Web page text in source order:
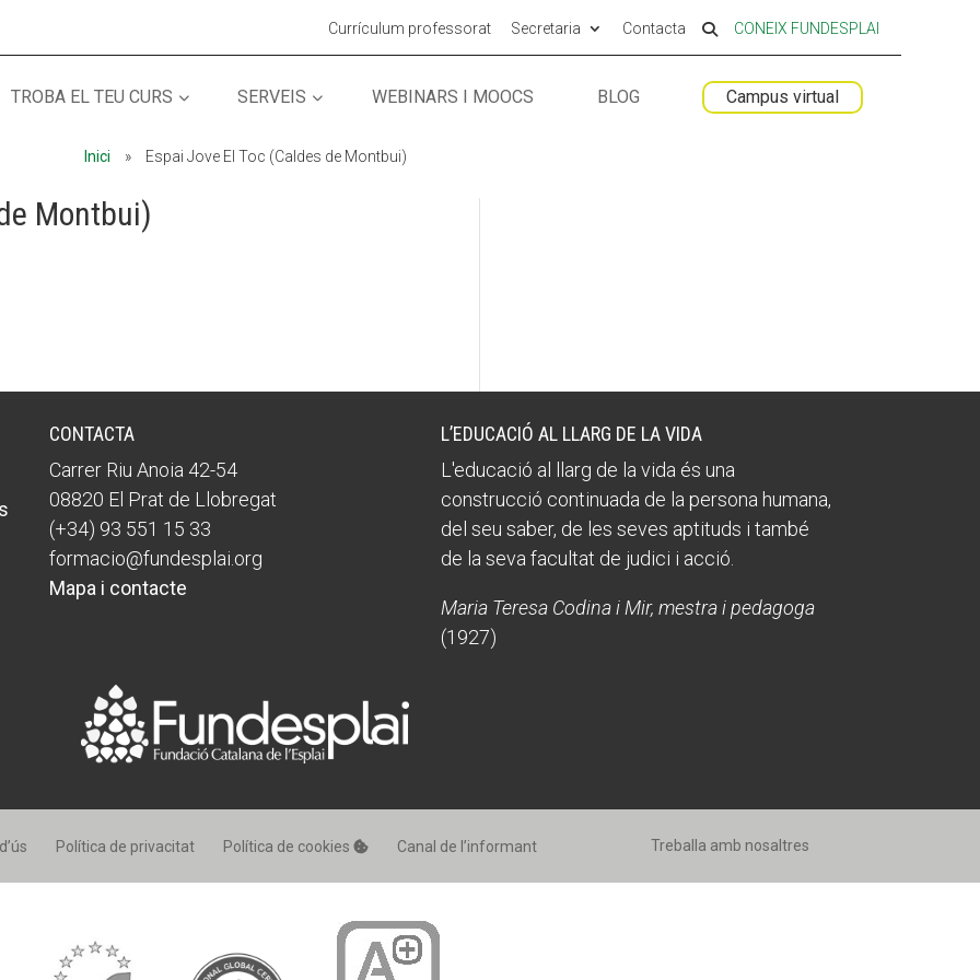
Currículum professorat Secretaria Contacta CONEIX FUNDESPLAI
TROBA EL TEU CURS SERVEIS WEBINARS I MOOCS BLOG Campus virtual
Inici » Espai Jove El Toc (Caldes de Montbui)
Montbui)
CONTACTA
Carrer Riu Anoia 42-54
08820 El Prat de Llobregat
(+34) 93 551 15 33
formacio@fundesplai.org
Mapa i contacte
L’EDUCACIÓ AL LLARG DE LA VIDA
L'educació al llarg de la vida és una
construcció continuada de la persona humana,
del seu saber, de les seves aptituds i també
de la seva facultat de judici i acció.
Maria Teresa Codina i Mir, mestra i pedagoga
(1927)
Política de privacitat Política de cookies Treballa amb nosaltres
Canal de l’informant
SOCIAL I JOVES
ACTUALITAT
Notícies
Butlletins
Xarxes socials
COL·LABORA
Fes voluntariat
Fes un donatiu
Treballa amb nosaltres
SOCIAL I JOVES
ACTUALITAT
Notícies
Butlletins
Xarxes socials
COL·LABORA
Fes voluntariat
Fes un donatiu
Treballa amb nosaltres